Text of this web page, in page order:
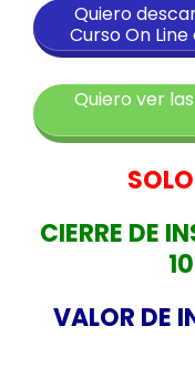
Quiero
Curso On
Quiero ver las
CIERRE DE
VALOR DE